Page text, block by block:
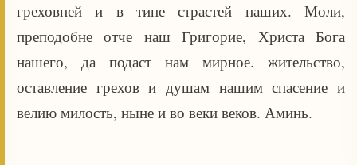
греховней и в тине страстей наших. Моли,
преподобне отче наш Григорие, Христа Бога
нашего, да подаст нам мирное. жительство,
оставление грехов и душам нашим спасение и
велию милость, ныне и во веки веков. Аминь.